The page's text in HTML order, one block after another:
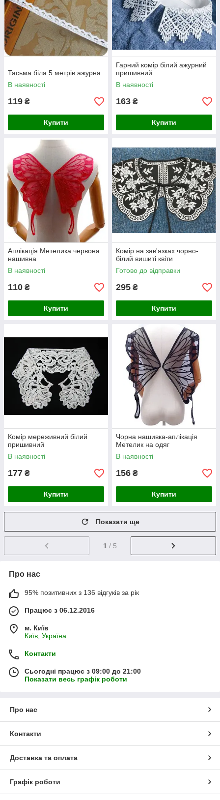
Тасьма біла 5 метрів ажурна
В наявності
119 ₴
Купити
Гарний комір білий ажурний
пришивний
В наявності
163 ₴
Купити
Аплікація Метелика червона
нашивна
В наявності
110 ₴
Купити
Комір на зав'язках чорно-
білий вишиті квіти
Готово до відправки
295 ₴
Купити
Комір мереживний білий
пришивний
В наявності
177 ₴
Купити
Чорна нашивка-аплікація
Метелик на одяг
В наявності
156 ₴
Купити
Показати ще
1 / 5
Про нас
95% позитивних з 136 відгуків за рік
Працює з 06.12.2016
м. Київ
Київ, Україна
Контакти
Сьогодні працює з 09:00 до 21:00
Показати весь графік роботи
Про нас
Контакти
Доставка та оплата
Графік роботи